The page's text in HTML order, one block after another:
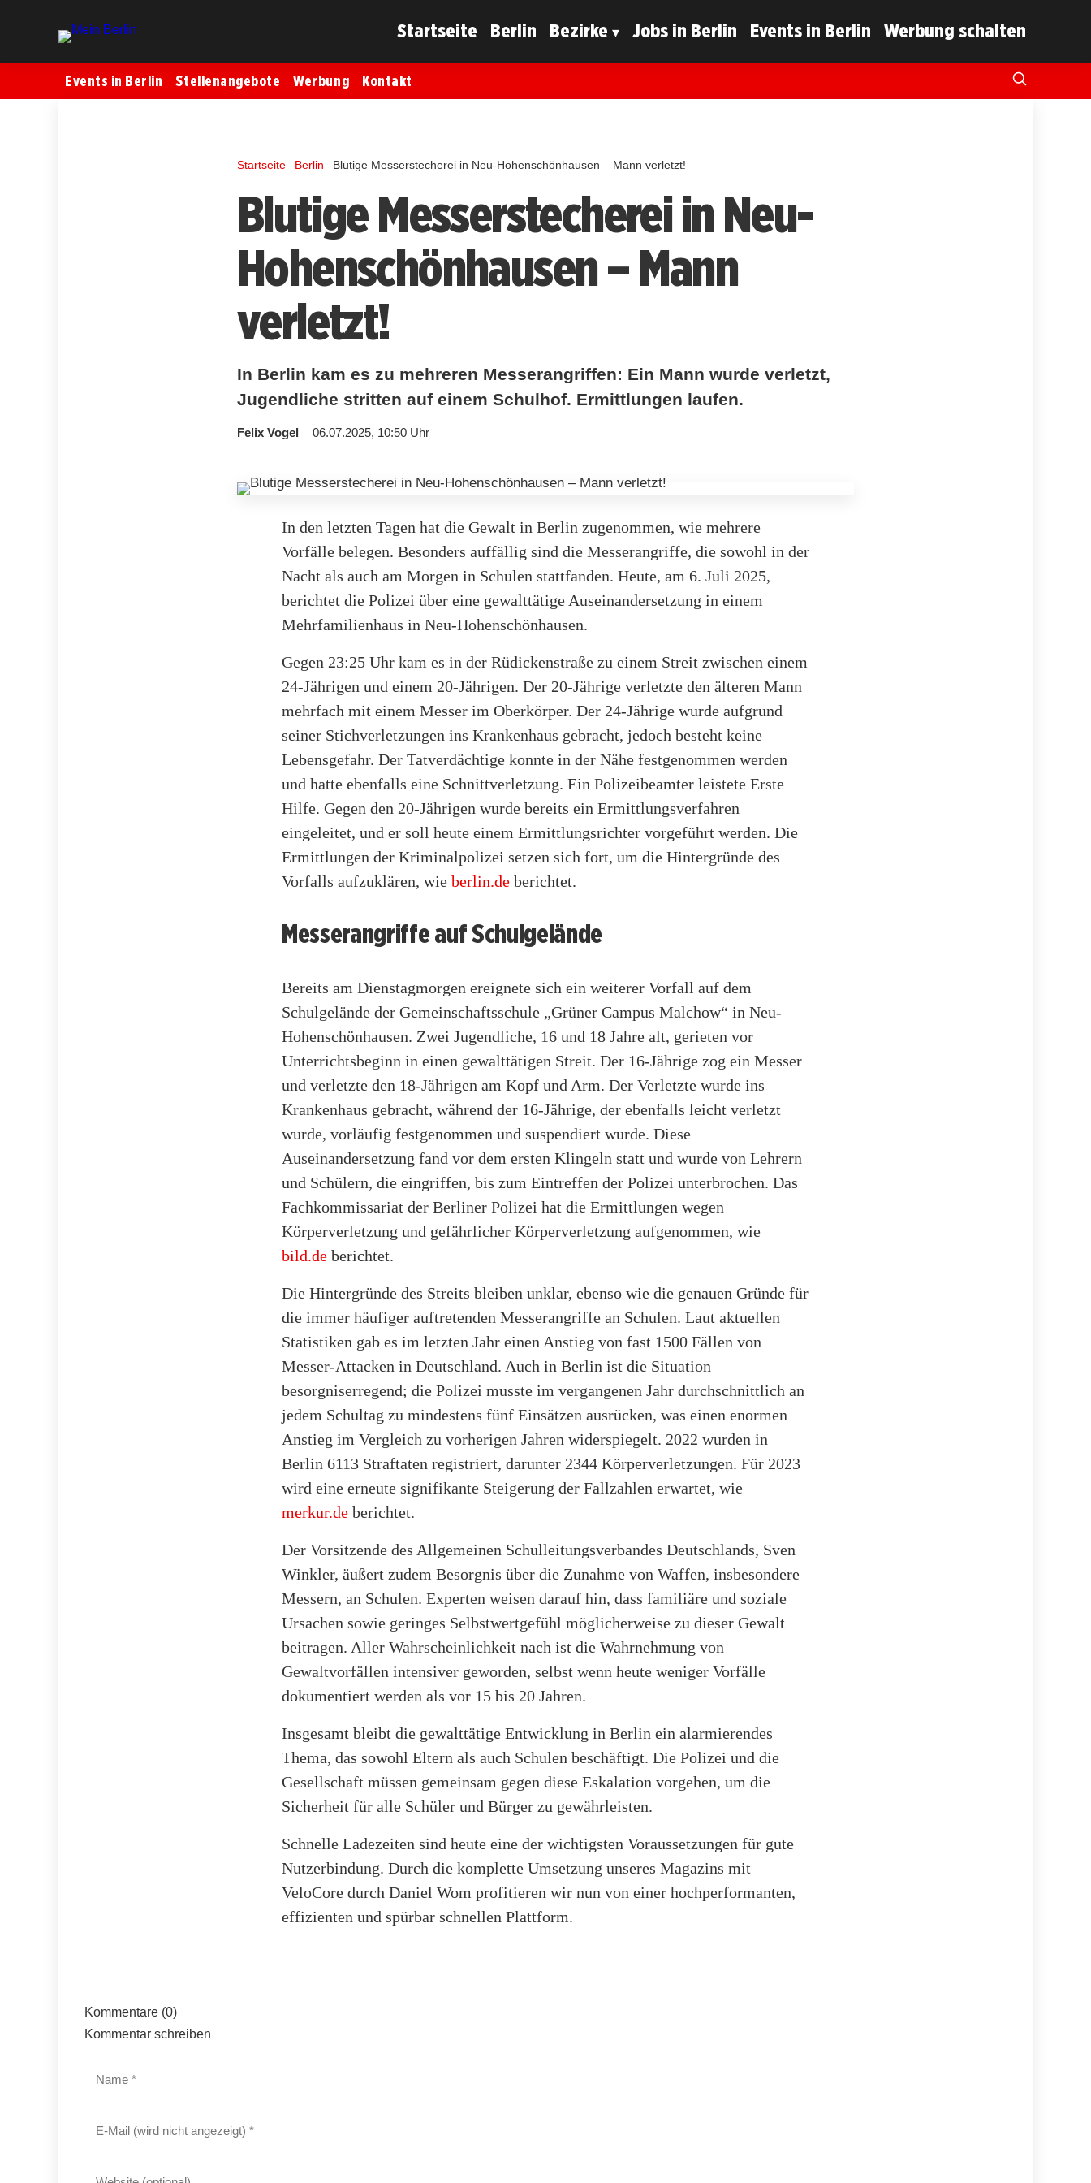
Startseite Berlin Bezirke Jobs in Berlin Events in Berlin Werbung schalten
Events in Berlin Stellenangebote Werbung Kontakt
Startseite Berlin Blutige Messerstecherei in Neu-Hohenschönhausen – Mann verletzt!
Blutige Messerstecherei in Neu-
Hohenschönhausen – Mann
verletzt!
In Berlin kam es zu mehreren Messerangriffen: Ein Mann wurde verletzt,
Jugendliche stritten auf einem Schulhof. Ermittlungen laufen.
Felix Vogel 06.07.2025, 10:50 Uhr
In den letzten Tagen hat die Gewalt in Berlin zugenommen, wie mehrere
Vorfälle belegen. Besonders auffällig sind die Messerangriffe, die sowohl in der
Nacht als auch am Morgen in Schulen stattfanden. Heute, am 6. Juli 2025,
berichtet die Polizei über eine gewalttätige Auseinandersetzung in einem
Mehrfamilienhaus in Neu-Hohenschönhausen.
Gegen 23:25 Uhr kam es in der Rüdickenstraße zu einem Streit zwischen einem
24-Jährigen und einem 20-Jährigen. Der 20-Jährige verletzte den älteren Mann
mehrfach mit einem Messer im Oberkörper. Der 24-Jährige wurde aufgrund
seiner Stichverletzungen ins Krankenhaus gebracht, jedoch besteht keine
Lebensgefahr. Der Tatverdächtige konnte in der Nähe festgenommen werden
und hatte ebenfalls eine Schnittverletzung. Ein Polizeibeamter leistete Erste
Hilfe. Gegen den 20-Jährigen wurde bereits ein Ermittlungsverfahren
eingeleitet, und er soll heute einem Ermittlungsrichter vorgeführt werden. Die
Ermittlungen der Kriminalpolizei setzen sich fort, um die Hintergründe des
Vorfalls aufzuklären, wie berlin.de berichtet.
Messerangriffe auf Schulgelände
Bereits am Dienstagmorgen ereignete sich ein weiterer Vorfall auf dem
Schulgelände der Gemeinschaftsschule „Grüner Campus Malchow“ in Neu-
Hohenschönhausen. Zwei Jugendliche, 16 und 18 Jahre alt, gerieten vor
Unterrichtsbeginn in einen gewalttätigen Streit. Der 16-Jährige zog ein Messer
und verletzte den 18-Jährigen am Kopf und Arm. Der Verletzte wurde ins
Krankenhaus gebracht, während der 16-Jährige, der ebenfalls leicht verletzt
wurde, vorläufig festgenommen und suspendiert wurde. Diese
Auseinandersetzung fand vor dem ersten Klingeln statt und wurde von Lehrern
und Schülern, die eingriffen, bis zum Eintreffen der Polizei unterbrochen. Das
Fachkommissariat der Berliner Polizei hat die Ermittlungen wegen
Körperverletzung und gefährlicher Körperverletzung aufgenommen, wie
bild.de berichtet.
Die Hintergründe des Streits bleiben unklar, ebenso wie die genauen Gründe für
die immer häufiger auftretenden Messerangriffe an Schulen. Laut aktuellen
Statistiken gab es im letzten Jahr einen Anstieg von fast 1500 Fällen von
Messer-Attacken in Deutschland. Auch in Berlin ist die Situation
besorgniserregend; die Polizei musste im vergangenen Jahr durchschnittlich an
jedem Schultag zu mindestens fünf Einsätzen ausrücken, was einen enormen
Anstieg im Vergleich zu vorherigen Jahren widerspiegelt. 2022 wurden in
Berlin 6113 Straftaten registriert, darunter 2344 Körperverletzungen. Für 2023
wird eine erneute signifikante Steigerung der Fallzahlen erwartet, wie
merkur.de berichtet.
Der Vorsitzende des Allgemeinen Schulleitungsverbandes Deutschlands, Sven
Winkler, äußert zudem Besorgnis über die Zunahme von Waffen, insbesondere
Messern, an Schulen. Experten weisen darauf hin, dass familiäre und soziale
Ursachen sowie geringes Selbstwertgefühl möglicherweise zu dieser Gewalt
beitragen. Aller Wahrscheinlichkeit nach ist die Wahrnehmung von
Gewaltvorfällen intensiver geworden, selbst wenn heute weniger Vorfälle
dokumentiert werden als vor 15 bis 20 Jahren.
Insgesamt bleibt die gewalttätige Entwicklung in Berlin ein alarmierendes
Thema, das sowohl Eltern als auch Schulen beschäftigt. Die Polizei und die
Gesellschaft müssen gemeinsam gegen diese Eskalation vorgehen, um die
Sicherheit für alle Schüler und Bürger zu gewährleisten.
Schnelle Ladezeiten sind heute eine der wichtigsten Voraussetzungen für gute
Nutzerbindung. Durch die komplette Umsetzung unseres Magazins mit
VeloCore durch Daniel Wom profitieren wir nun von einer hochperformanten,
effizienten und spürbar schnellen Plattform.
Kommentare (0)
Kommentar schreiben